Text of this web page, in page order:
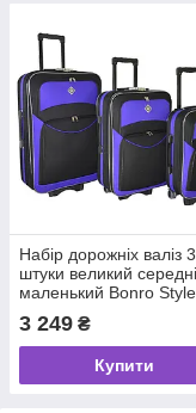
Набір дорожніх валіз 3
штуки великий
маленький Bonro Style
3 249 ₴
Купити